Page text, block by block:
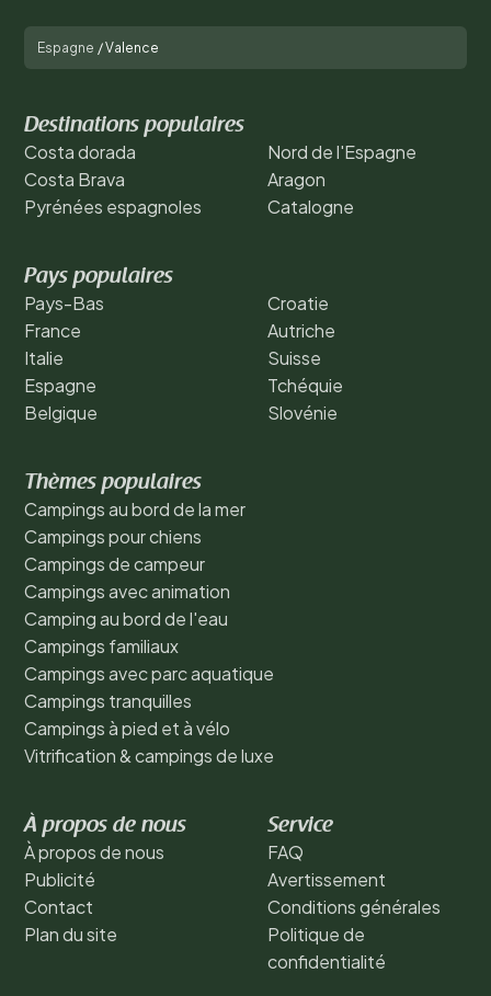
Espagne /Valence
Destinations populaires
Costa dorada
Costa Brava
Pyrénées espagnoles
Nord de l'Espagne
Aragon
Catalogne
Pays populaires
Pays-Bas
France
Italie
Espagne
Belgique
Croatie
Autriche
Suisse
Tchéquie
Slovénie
Thèmes populaires
Campings au bord de la mer
Campings pour chiens
Campings de campeur
Campings avec animation
Camping au bord de l'eau
Campings familiaux
Campings avec parc aquatique
Campings tranquilles
Campings à pied et à vélo
Vitrification & campings de luxe
À propos de nous
À propos de nous
Publicité
Contact
Plan du site
Service
FAQ
Avertissement
Conditions générales
Politique de
confidentialité